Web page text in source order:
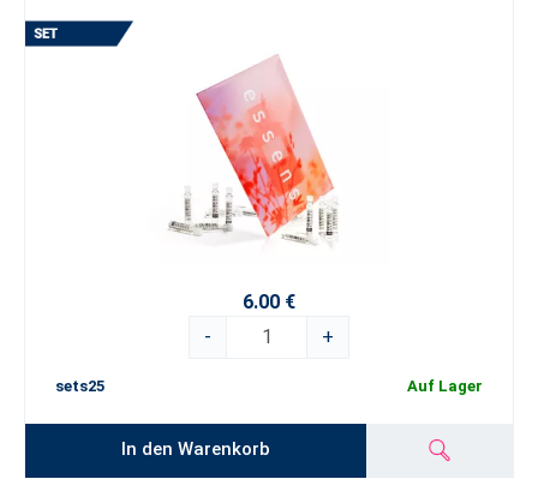
6.00 €
-
+
sets25 Auf Lager
In den Warenkorb